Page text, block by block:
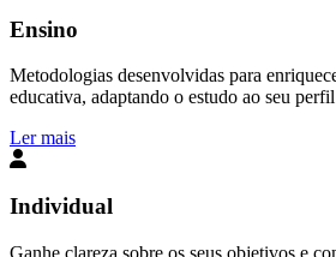
Ensino
Metodologias desenvolvidas para
educativa, adaptando o estudo ao seu
Ler mais
Individual
Ganhe clareza sobre os seus objetivos e